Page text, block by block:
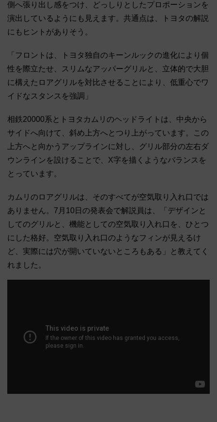
側へ張り出し感をつけ、どっしりとしたプロポーションを
演出しているようにも見えます。共通点は、トヨタの解説
にもヒントがありそう。
「フロントは、トヨタ独自のキーンルックの進化により個
性を際立たせ、スリムなアッパーグリルと、立体的で大胆
に構えたロアグリルを対比させることにより、低重心でワ
イドなスタンスを強調」
相鉄20000系とトヨタカムリのヘッドライトは、中央から
サイドへ向けて、斜め上方へとつり上がっています。この
上方へと向かうアップラインに対し、グリル部分の左右ダ
ウンラインを設けることで、X字を描くようなバランスを
とっています。
カムリのロアグリルは、そのすべてが空気取り入れ口では
ありません。7月10日の発表会で解説員は、「デザインと
してのグリルと、機能としての空気取り入れ口を、ひとつ
にした格好。空気取り入れ口のようなフィンが見えるけ
ど、実際には穴が開いていないところもある」と教えてく
れました。